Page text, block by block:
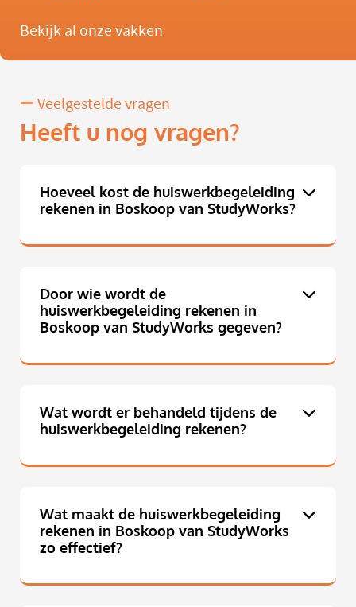
Bekijk al onze vakken
Veelgestelde vragen
Heeft u nog vragen?
Hoeveel kost de huiswerkbegeleiding
rekenen in Boskoop van StudyWorks?
Door wie wordt de
huiswerkbegeleiding rekenen in
Boskoop van StudyWorks gegeven?
Wat wordt er behandeld tijdens de
huiswerkbegeleiding rekenen?
Wat maakt de huiswerkbegeleiding
rekenen in Boskoop van StudyWorks
zo effectief?